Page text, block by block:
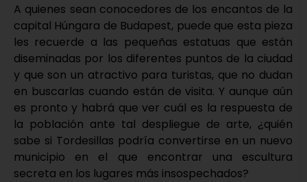
A quienes sean conocedores de los encantos de la
capital Húngara de Budapest, puede que esta pieza
les recuerde a las pequeñas estatuas que están
diseminadas por los diferentes puntos de la ciudad
y que son un atractivo para turistas, que no dudan
en buscarlas cuando están de visita. Y aunque aún
es pronto y habrá que ver cuál es la respuesta de
la población ante tal despliegue de arte, ¿quién
sabe si Tordesillas podría convertirse en un nuevo
municipio en el que encontrar una escultura
secreta en los lugares más insospechados?